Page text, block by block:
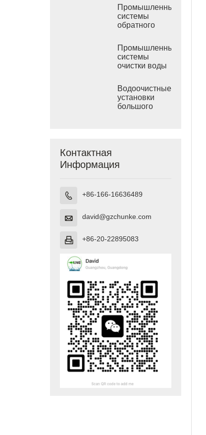
РО
Промышленные
системы
обратного
солоноватой
воды
Промышленные
системы
очистки воды
осмосом
Водоочистные
установки
большого
Контактная
Информация
 +86-166-16636489
 david@gzchunke.com
 +86-20-22895083